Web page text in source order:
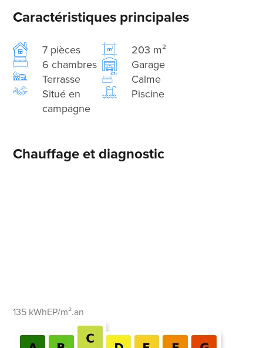
Caractéristiques principales
7 pièces
203 m²
6 chambres
Garage
Terrasse
Calme
Situé en
campagne
Piscine
Chauffage et diagnostic
135 kWhEP/m².an